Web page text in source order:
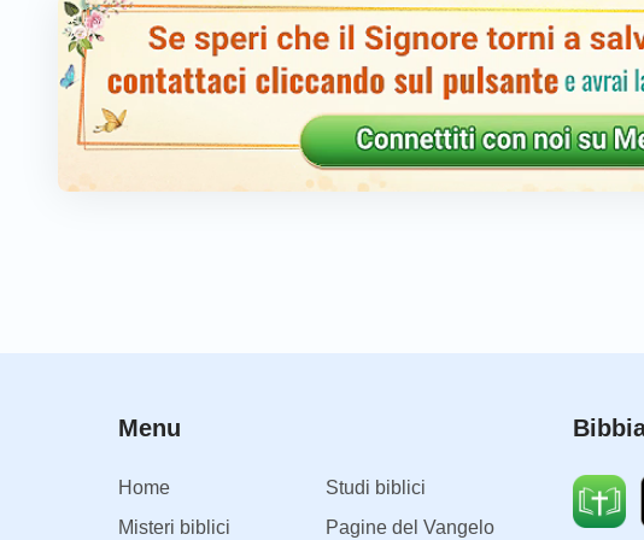
vantaggioso per l’uomo è trasformare l’opera dello Spirito
ciò che è più vantaggioso per l’uomo è che, per compiere
ordinaria, normale. Ciò richiede che Egli Si incarni per
c’è modo più vantaggioso in cui possa operare. Tra queste
dalla carne, e queste due sono le fasi chiave dell’opera di
morto e l’opera della salvezza del genere umano non
depravazione, dalla gravità della disobbedienza di Satana e
Menu
Home
Studi biblici
Misteri biblici
Pagine del Vangelo